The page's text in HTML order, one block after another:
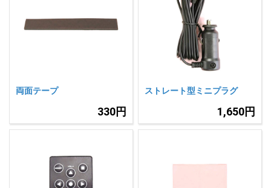
両面テープ
330円
ストレート型ミニプラグ
1,650円